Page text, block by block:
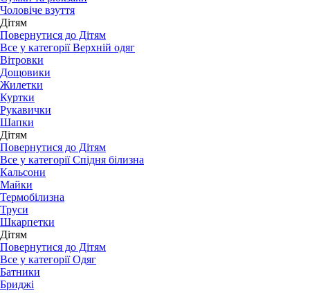
Чоловіче взуття
Дітям
Повернутися до Дітям
Все у категорії Верхній одяг
Вітровки
Дощовики
Жилетки
Куртки
Рукавички
Шапки
Дітям
Повернутися до Дітям
Все у категорії Спідня білизна
Кальсони
Майки
Термобілизна
Труси
Шкарпетки
Дітям
Повернутися до Дітям
Все у категорії Одяг
Батники
Бриджі